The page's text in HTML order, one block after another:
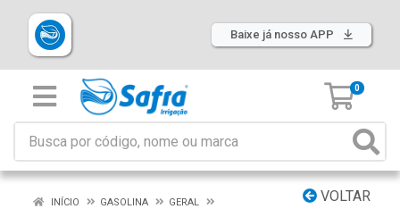
Baixe já nosso APP
0
VOLTAR
INÍCIO GASOLINA
GERAL